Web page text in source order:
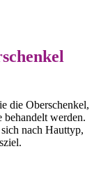
die Oberschenkel,
werden.
nach Hauttyp,